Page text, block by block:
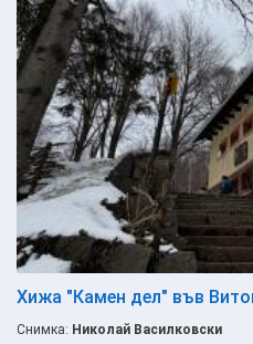
Хижа "Камен дел" във
Снимка: Николай Василковски